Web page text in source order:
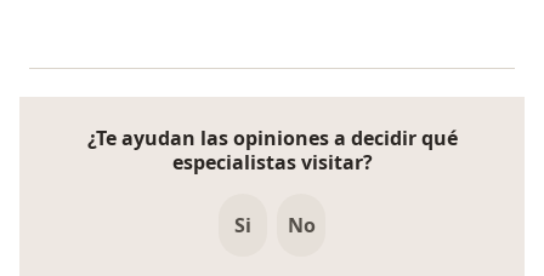
¿Te ayudan las opiniones a decidir qué
especialistas visitar?
Si No